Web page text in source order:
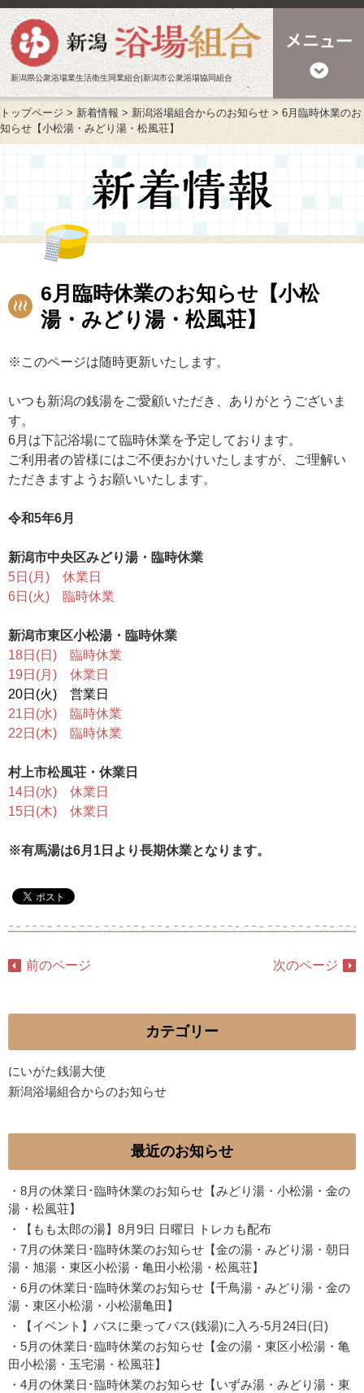
新潟県公衆浴場業生活衛生同業組合|新潟市公衆浴場協同組合
トップページ > 新着情報 > 新潟浴場組合からのお知らせ > 6月臨時休業のお
知らせ【小松湯・みどり湯・松風荘】
6月臨時休業のお知らせ【小松
湯・みどり湯・松風荘】
※このページは随時更新いたします。
いつも新潟の銭湯をご愛顧いただき、ありがとうございま
す。
6月は下記浴場にて臨時休業を予定しております。
ご利用者の皆様にはご不便おかけいたしますが、ご理解い
ただきますようお願いいたします。
令和5年6月
新潟市中央区みどり湯・臨時休業
5日(月) 休業日
6日(火) 臨時休業
新潟市東区小松湯・臨時休業
18日(日) 臨時休業
19日(月) 休業日
20日(火) 営業日
21日(水) 臨時休業
22日(木) 臨時休業
村上市松風荘・休業日
14日(水) 休業日
15日(木) 休業日
※有馬湯は6月1日より長期休業となります。
前のページ 次のページ
カテゴリー
にいがた銭湯大使
新潟浴場組合からのお知らせ
最近のお知らせ
・ 8月の休業日･臨時休業のお知らせ【みどり湯・小松湯・金の
湯・松風荘】
・
【もも太郎の湯】8月9日 日曜日 トレカも配布
・ 7月の休業日･臨時休業のお知らせ【金の湯・みどり湯・朝日
湯・旭湯・東区小松湯・亀田小松湯・松風荘】
・ 6月の休業日･臨時休業のお知らせ【千鳥湯・みどり湯・金の
湯・東区小松湯・小松湯亀田】
・
【イベント】バスに乗ってバス(銭湯)に入ろ-5月24日(日)
・ 5月の休業日･臨時休業のお知らせ【金の湯・東区小松湯・亀
田小松湯・玉宅湯・松風荘】
・ 4月の休業日･臨時休業のお知らせ【いずみ湯・みどり湯・東